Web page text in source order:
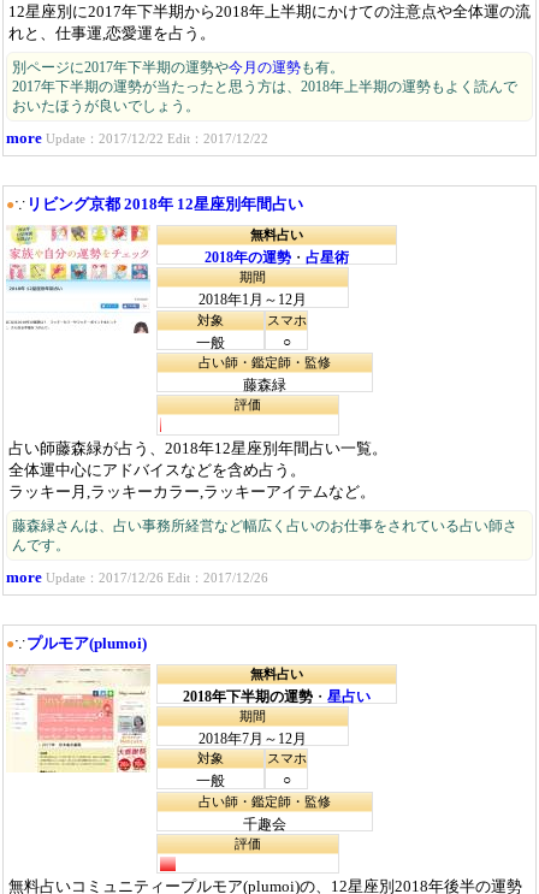
12星座別に2017年下半期から2018年上半期にかけての注意点や全体運の流
れと、仕事運,恋愛運を占う。
別ページに2017年下半期の運勢や今月の運勢も有。
2017年下半期の運勢が当たったと思う方は、2018年上半期の運勢もよく読んで
おいたほうが良いでしょう。
more Update：2017/12/22 Edit：2017/12/22
●∵ リビング京都 2018年 12星座別年間占い
無料占い
2018年の運勢 ・ 占星術
期間
2018年1月～12月
対象
一般
スマホ
○
占い師・鑑定師・監修
藤森緑
評価
占い師藤森緑が占う、2018年12星座別年間占い一覧。
全体運中心にアドバイスなどを含め占う。
ラッキー月,ラッキーカラー,ラッキーアイテムなど。
藤森緑さんは、占い事務所経営など幅広く占いのお仕事をされている占い師さ
んです。
more Update：2017/12/26 Edit：2017/12/26
●∵プルモア(plumoi)
無料占い
2018年下半期の運勢 ・ 星占い
期間
2018年7月～12月
対象
一般
スマホ
○
占い師・鑑定師・監修
千趣会
評価
無料占いコミュニティープルモア(plumoi)の、12星座別2018年後半の運勢